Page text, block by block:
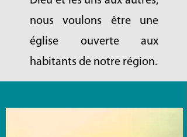
nous voulons être une
église ouverte aux
habitants de notre région.